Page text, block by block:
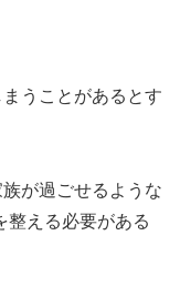
うことがあるとす
が過ごせるような
整える必要がある